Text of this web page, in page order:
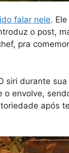
falar nele.
o post,
pra
siri durante
envolve,
após